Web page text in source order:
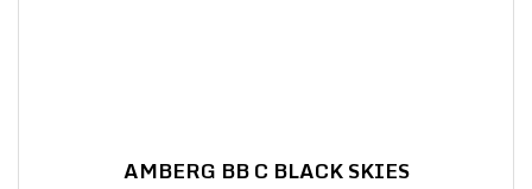
AMBERG BB C BLACK SKIES